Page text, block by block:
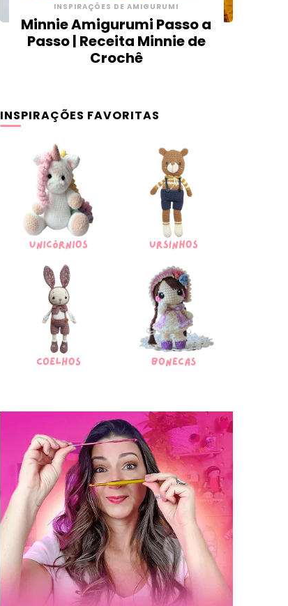
INSPIRAÇÕES DE AMIGURUMI
Minnie Amigurumi Passo a
Passo | Receita Minnie de
Crochê
INSPIRAÇÕES FAVORITAS